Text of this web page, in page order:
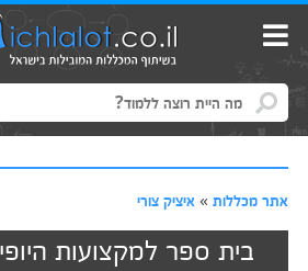
אתר מכללות» איציק צורי
בית ספר למקצועות